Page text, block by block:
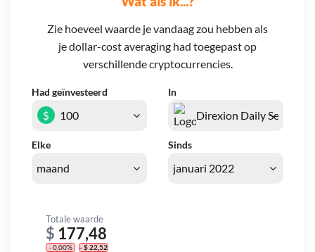
Zie hoeveel waarde je vandaag zou hebben als
je dollar-cost averaging had toegepast op
verschillende cryptocurrencies.
Had geïnvesteerd In
Elke Sinds
$
Totale waarde
$ 177,48
- 0,00% - $ 22,52